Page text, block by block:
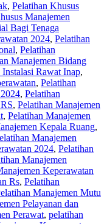
, Pelatihan Khusus
Manajemen
Bagi Tenaga
2024, Pelatihan
, Pelatihan
Manajemen Bidang
Rawat Inap,
, Pelatihan
, Pelatihan
, Pelatihan Manajemen
, Pelatihan Manajemen
Kepala Ruang,
Manajemen
2024, Pelatihan
Manajemen
Keperawatan
Rs, Pelatihan
Manajemen Mutu
Pelayanan dan
Perawat, pelatihan